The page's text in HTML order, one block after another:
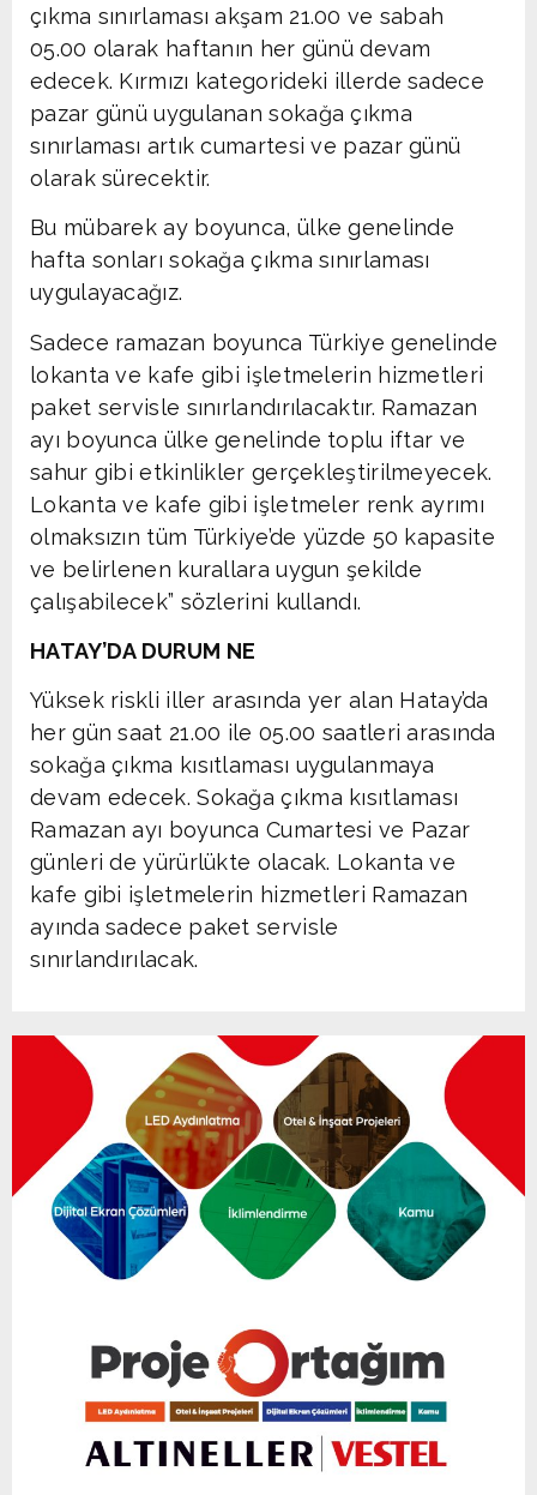
çıkma sınırlaması akşam 21.00 ve sabah
05.00 olarak haftanın her günü devam
edecek. Kırmızı kategorideki illerde sadece
pazar günü uygulanan sokağa çıkma
sınırlaması artık cumartesi ve pazar günü
olarak sürecektir.
Bu mübarek ay boyunca, ülke genelinde
hafta sonları sokağa çıkma sınırlaması
uygulayacağız.
Sadece ramazan boyunca Türkiye genelinde
lokanta ve kafe gibi işletmelerin hizmetleri
paket servisle sınırlandırılacaktır. Ramazan
ayı boyunca ülke genelinde toplu iftar ve
sahur gibi etkinlikler gerçekleştirilmeyecek.
Lokanta ve kafe gibi işletmeler renk ayrımı
olmaksızın tüm Türkiye’de yüzde 50 kapasite
ve belirlenen kurallara uygun şekilde
çalışabilecek” sözlerini kullandı.
HATAY’DA DURUM NE
Yüksek riskli iller arasında yer alan Hatay’da
her gün saat 21.00 ile 05.00 saatleri arasında
sokağa çıkma kısıtlaması uygulanmaya
devam edecek. Sokağa çıkma kısıtlaması
Ramazan ayı boyunca Cumartesi ve Pazar
günleri de yürürlükte olacak. Lokanta ve
kafe gibi işletmelerin hizmetleri Ramazan
ayında sadece paket servisle
sınırlandırılacak.